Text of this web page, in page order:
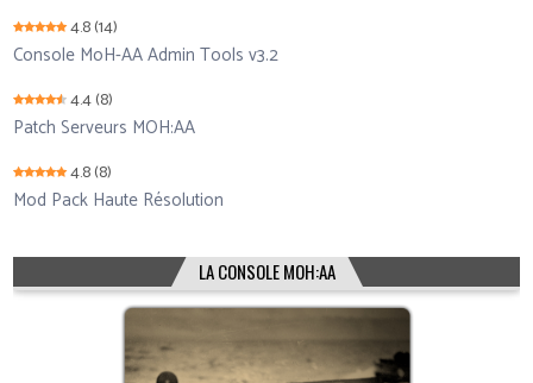
4.8(14)
Console MoH-AA Admin Tools v3.2
4.4(8)
Patch Serveurs MOH:AA
4.8(8)
Mod Pack Haute Résolution
LA CONSOLE MOH:AA